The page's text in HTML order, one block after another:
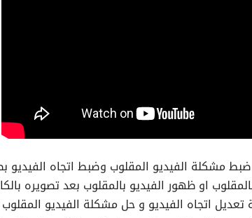
الفيديو المقلوب وضبط اتجاه الفيديو
او ظهور الفيديو بالمقلوب بعد تصويره
اتجاه الفيديو و حل مشكلة الفيديو المقلوب